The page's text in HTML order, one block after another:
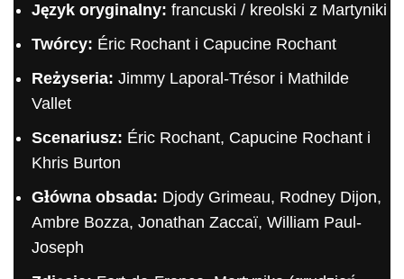
Język oryginalny: francuski / kreolski z Martyniki
Twórcy: Éric Rochant i Capucine Rochant
Reżyseria: Jimmy Laporal-Trésor i Mathilde
Vallet
Scenariusz: Éric Rochant, Capucine Rochant i
Khris Burton
Główna obsada: Djody Grimeau, Rodney Dijon,
Ambre Bozza, Jonathan Zaccaï, William Paul-
Joseph